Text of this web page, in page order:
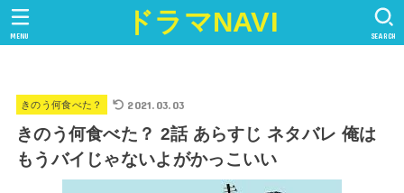
ドラマNAVI SEARCH
MENU
きのう何食べた？ 2021.03.03
きのう何食べた？ 2話 あらすじ ネタバレ 俺は
もうバイじゃないよがかっこいい